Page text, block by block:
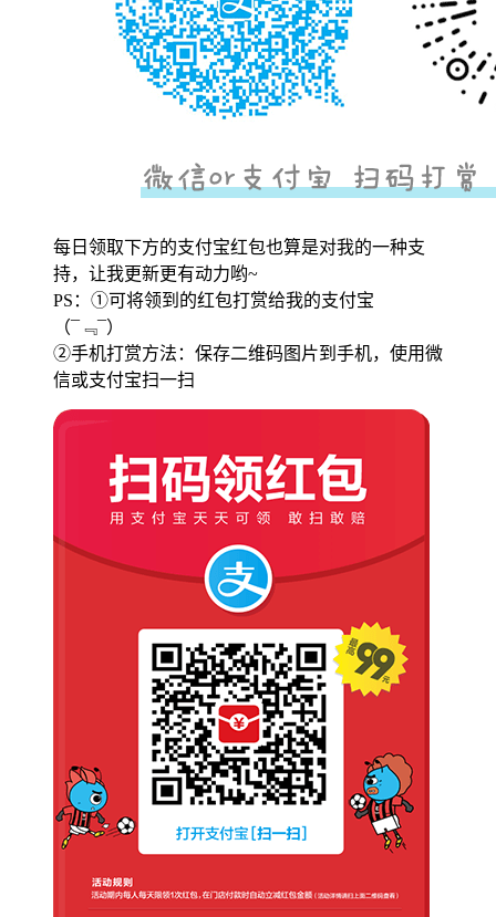
每日领取下方的支付宝红包也算是对我的一种支
持，让我更新更有动力哟~
PS：①可将领到的红包打赏给我的支付宝
（¯﹃¯）
②手机打赏方法：保存二维码图片到手机，使用微
信或支付宝扫一扫